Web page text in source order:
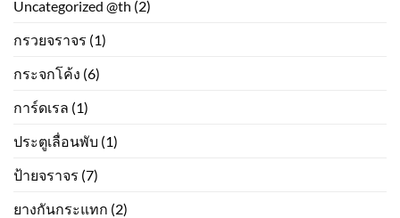
Uncategorized @th (2)
กรวยจราจร (1)
กระจกโค้ง (6)
การ์ดเรล (1)
ประตูเลื่อนพับ (1)
ป้ายจราจร (7)
ยางกันกระแทก (2)